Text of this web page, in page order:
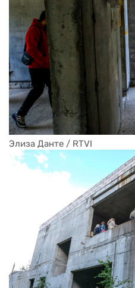
Элиза Данте / RTVI